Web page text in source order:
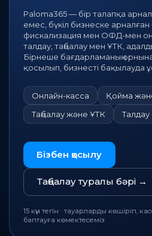
Paloma365 — бір талапқа
емес, бүкіл бизнеске
фискализация мен ОФД-мен
талдау, таңбалау мен ҰТК,
Бірнеше бағдарламаның
қосылып, бизнесті бақылауда
Онлайн-касса
Қойма
Таңбалау және ҰТК
Талдау
Бізбен қосылу
Таңбалау туралы бәрі →
15 күн тегін · тауарларды көшіріп,
баптауға көмектесеміз